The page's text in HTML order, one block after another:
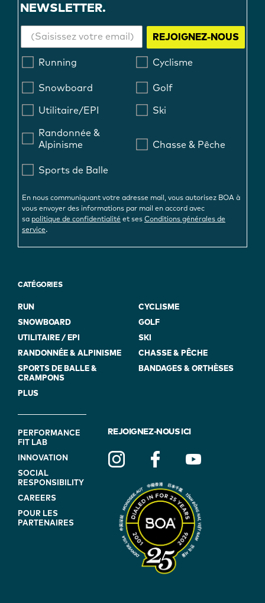
NEWSLETTER.
REJOIGNEZ-NOUS
Running Cyclisme
Snowboard Golf
Utilitaire/EPI Ski
Randonnée &
Alpinisme
Chasse & Pêche
Sports de Balle
En nous communiquant votre adresse mail, vous autorisez BOA à
vous envoyer des informations par mail en accord avec
sa politique de confidentialité et ses Conditions générales de
service.
CATÉGORIES
RUN
CYCLISME
SNOWBOARD
GOLF
UTILITAIRE / EPI
SKI
RANDONNÉE & ALPINISME
CHASSE & PÊCHE
SPORTS DE BALLE &
CRAMPONS
BANDAGES & ORTHÈSES
PLUS
FOOTER
NAVIGATION
(ON
BLUE)
PERFORMANCE
FIT LAB
INNOVATION
SOCIAL
RESPONSIBILITY
CAREERS
POUR LES
PARTENAIRES
REJOIGNEZ-NOUS ICI